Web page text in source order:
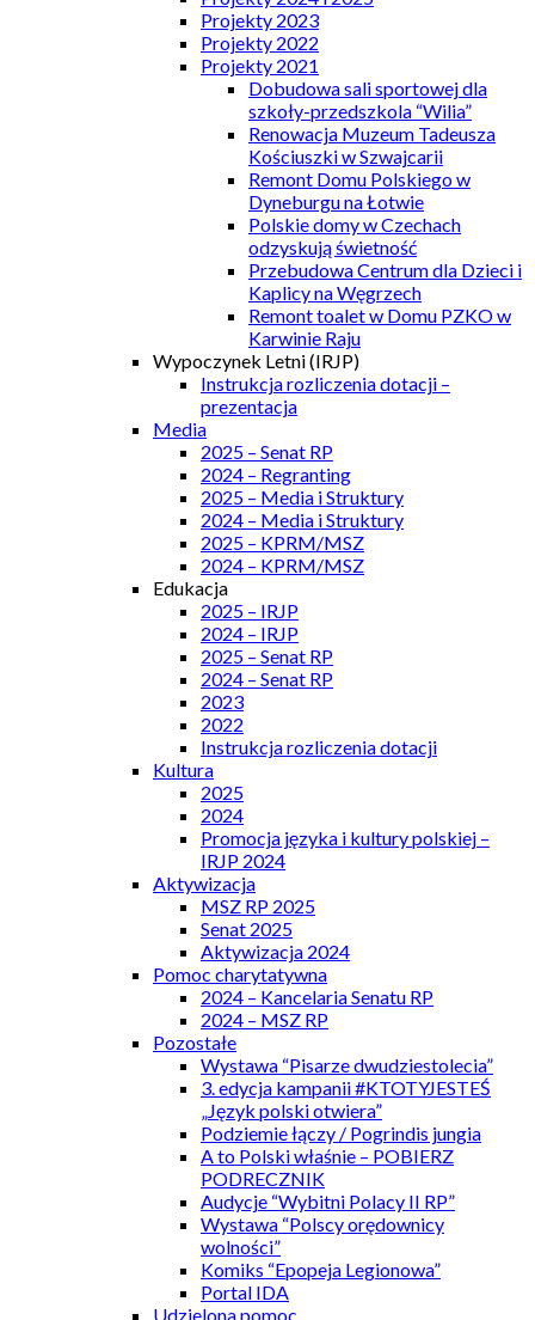
Projekty 2023
Projekty 2022
Projekty 2021
Dobudowa sali sportowej dla
szkoły-przedszkola “Wilia”
Renowacja Muzeum Tadeusza
Kościuszki w Szwajcarii
Remont Domu Polskiego w
Dyneburgu na Łotwie
Polskie domy w Czechach
odzyskują świetność
Przebudowa Centrum dla Dzieci i
Kaplicy na Węgrzech
Remont toalet w Domu PZKO w
Karwinie Raju
Wypoczynek Letni (IRJP)
Instrukcja rozliczenia dotacji –
prezentacja
Media
2025 – Senat RP
2024 – Regranting
2025 – Media i Struktury
2024 – Media i Struktury
2025 – KPRM/MSZ
2024 – KPRM/MSZ
Edukacja
2025 – IRJP
2024 – IRJP
2025 – Senat RP
2024 – Senat RP
2023
2022
Instrukcja rozliczenia dotacji
Kultura
2025
2024
Promocja języka i kultury polskiej –
IRJP 2024
Aktywizacja
MSZ RP 2025
Senat 2025
Aktywizacja 2024
Pomoc charytatywna
2024 – Kancelaria Senatu RP
2024 – MSZ RP
Pozostałe
Wystawa “Pisarze dwudziestolecia”
3. edycja kampanii #KTOTYJESTEŚ
„Język polski otwiera”
Podziemie łączy / Pogrindis jungia
A to Polski właśnie – POBIERZ
PODRECZNIK
Audycje “Wybitni Polacy II RP”
Wystawa “Polscy orędownicy
wolności”
Komiks “Epopeja Legionowa”
Portal IDA
Udzielona pomoc